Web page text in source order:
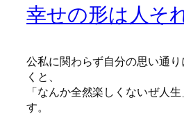
幸せの形は人そ
公私に関わらず自分の思い通
くと、
「なんか全然楽しくないぜ人
す。